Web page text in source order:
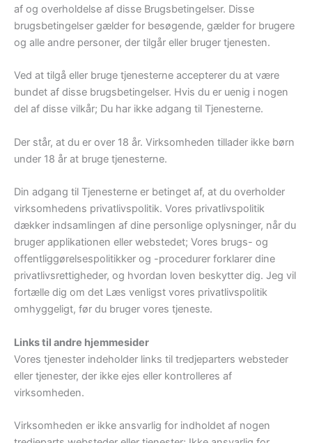
af og overholdelse af disse Brugsbetingelser. Disse
brugsbetingelser gælder for besøgende, gælder for brugere
og alle andre personer, der tilgår eller bruger tjenesten.
Ved at tilgå eller bruge tjenesterne accepterer du at være
bundet af disse brugsbetingelser. Hvis du er uenig i nogen
del af disse vilkår; Du har ikke adgang til Tjenesterne.
Der står, at du er over 18 år. Virksomheden tillader ikke børn
under 18 år at bruge tjenesterne.
Din adgang til Tjenesterne er betinget af, at du overholder
virksomhedens privatlivspolitik. Vores privatlivspolitik
dækker indsamlingen af ​​dine personlige oplysninger, når du
bruger applikationen eller webstedet; Vores brugs- og
offentliggørelsespolitikker og -procedurer forklarer dine
privatlivsrettigheder, og hvordan loven beskytter dig. Jeg vil
fortælle dig om det Læs venligst vores privatlivspolitik
omhyggeligt, før du bruger vores tjeneste.
Links til andre hjemmesider
Vores tjenester indeholder links til tredjeparters websteder
eller tjenester, der ikke ejes eller kontrolleres af
virksomheden.
Virksomheden er ikke ansvarlig for indholdet af nogen